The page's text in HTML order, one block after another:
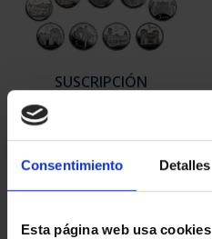
Consentimiento Detalles
Esta página web usa cookies
SUSCRIPCIÓN
949,00 €
Sólo para usuarios
registrados